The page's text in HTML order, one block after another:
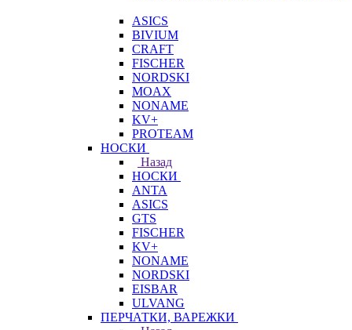
ASICS
BIVIUM
CRAFT
FISCHER
NORDSKI
MOAX
NONAME
KV+
PROTEAM
НОСКИ
Назад
НОСКИ
ANTA
ASICS
GTS
FISCHER
KV+
NONAME
NORDSKI
EISBAR
ULVANG
ПЕРЧАТКИ, ВАРЕЖКИ